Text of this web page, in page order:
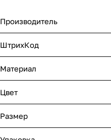
Производитель
ШтрихКод
Материал
Цвет
Размер